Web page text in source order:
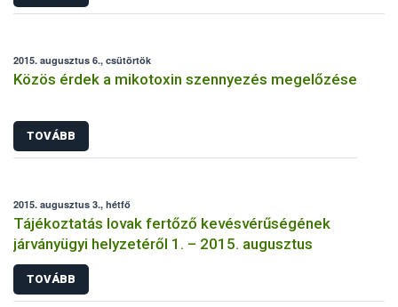
2015. augusztus 6., csütörtök
Közös érdek a mikotoxin szennyezés megelőzése
TOVÁBB
2015. augusztus 3., hétfő
Tájékoztatás lovak fertőző kevésvérűségének
járványügyi helyzetéről 1. – 2015. augusztus
TOVÁBB